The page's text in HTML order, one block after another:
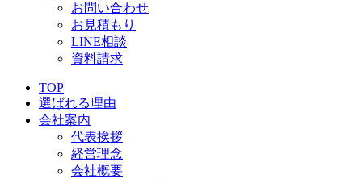
お問い合わせ
お見積もり
LINE相談
資料請求
TOP
選ばれる理由
会社案内
代表挨拶
経営理念
会社概要